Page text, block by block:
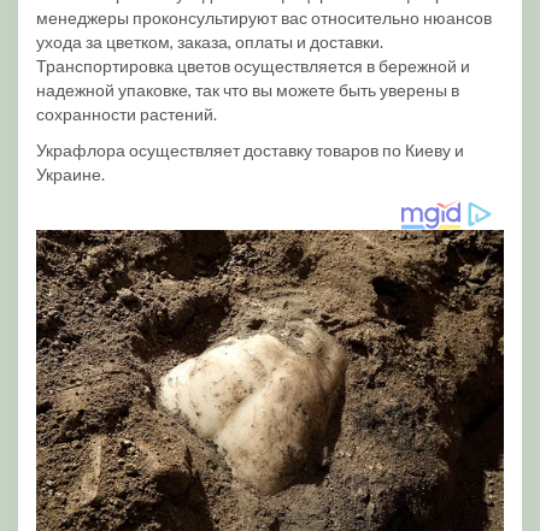
менеджеры проконсультируют вас относительно нюансов
ухода за цветком, заказа, оплаты и доставки.
Транспортировка цветов осуществляется в бережной и
надежной упаковке, так что вы можете быть уверены в
сохранности растений.
Украфлора осуществляет доставку товаров по Киеву и
Украине.